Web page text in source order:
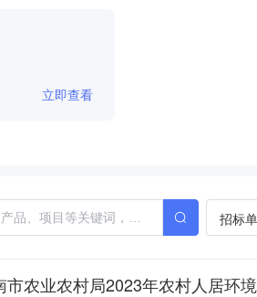
立即查看
招标
农业农村局2023年农村人居环